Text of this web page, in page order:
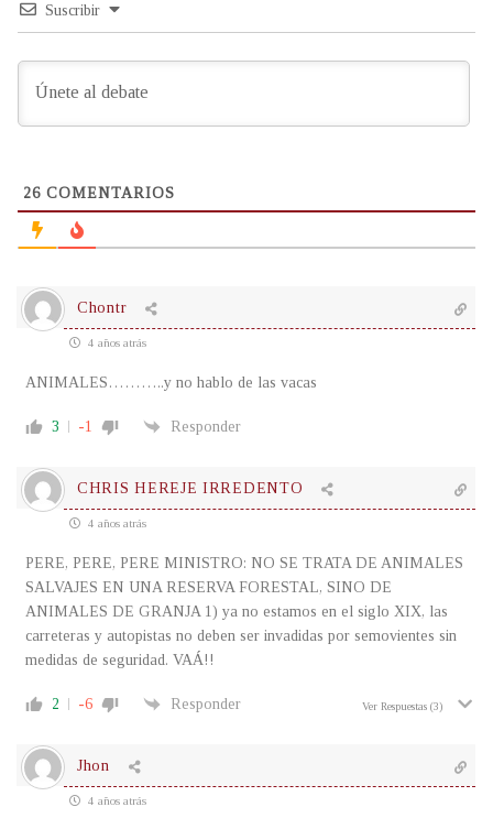
Suscribir
26 COMENTARIOS
Chontr
4 años atrás
ANIMALES………..y no hablo de las vacas
3 -1 Responder
CHRIS HEREJE IRREDENTO
4 años atrás
PERE, PERE, PERE MINISTRO: NO SE TRATA DE ANIMALES
SALVAJES EN UNA RESERVA FORESTAL, SINO DE
ANIMALES DE GRANJA 1) ya no estamos en el siglo XIX, las
carreteras y autopistas no deben ser invadidas por semovientes sin
medidas de seguridad. VAÁ!!
2 -6 Responder Ver Respuestas (3)
Jhon
4 años atrás